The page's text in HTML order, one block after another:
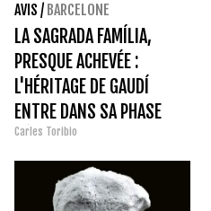
AVIS / BARCELONE
LA SAGRADA FAMÍLIA,
PRESQUE ACHEVÉE :
L'HÉRITAGE DE GAUDÍ
ENTRE DANS SA PHASE
DÉCISIVE
Carles Toribio